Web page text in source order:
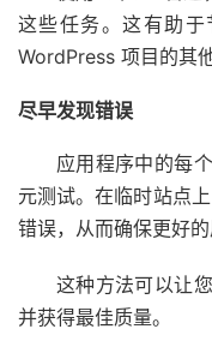
这些任务。这有助
WordPress 项目的其他
尽早发现错误
应用程序中的每
元测试。在临时站点
错误，从而确保更好的
这种方法可以让
并获得最佳质量。